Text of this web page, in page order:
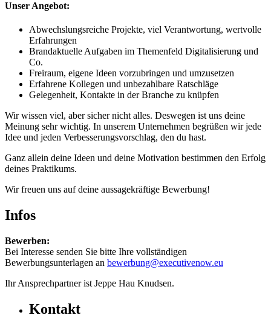
Unser Angebot:
Abwechslungsreiche Projekte, viel Verantwortung, wertvolle
Erfahrungen
Brandaktuelle Aufgaben im Themenfeld Digitalisierung und
Co.
Freiraum, eigene Ideen vorzubringen und umzusetzen
Erfahrene Kollegen und unbezahlbare Ratschläge
Gelegenheit, Kontakte in der Branche zu knüpfen
Wir wissen viel, aber sicher nicht alles. Deswegen ist uns deine
Meinung sehr wichtig. In unserem Unternehmen begrüßen wir jede
Idee und jeden Verbesserungsvorschlag, den du hast.
Ganz allein deine Ideen und deine Motivation bestimmen den Erfolg
deines Praktikums.
Wir freuen uns auf deine aussagekräftige Bewerbung!
Infos
Bewerben:
Bei Interesse senden Sie bitte Ihre vollständigen
Bewerbungsunterlagen an bewerbung@executivenow.eu
Ihr Ansprechpartner ist Jeppe Hau Knudsen.
Kontakt